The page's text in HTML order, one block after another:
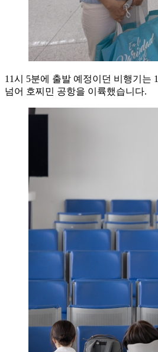
11시 5분에 출발 예정이던 비행기는
넘어 호찌민 공항을 이륙했습니다.